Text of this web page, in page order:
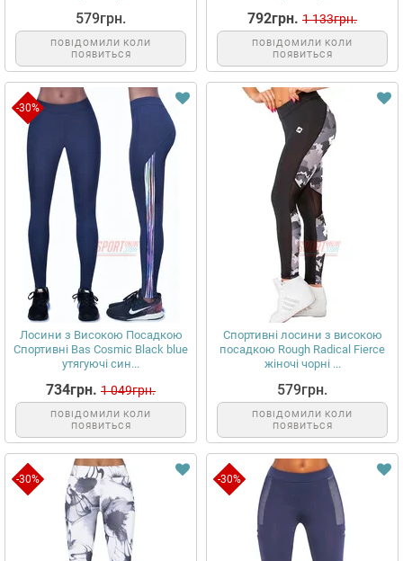
579грн.
ПОВІДОМИЛИ КОЛИ
ПОЯВИТЬСЯ
792грн. 1 133грн.
ПОВІДОМИЛИ КОЛИ
ПОЯВИТЬСЯ
-30%
Лосини з Високою Посадкою
Спортивні Bas Cosmic Black blue
утягуючі син...
734грн. 1 049грн.
ПОВІДОМИЛИ КОЛИ
ПОЯВИТЬСЯ
Спортивні лосини з високою
посадкою Rough Radical Fierce
жіночі чорні ...
579грн.
ПОВІДОМИЛИ КОЛИ
ПОЯВИТЬСЯ
-30% -30%